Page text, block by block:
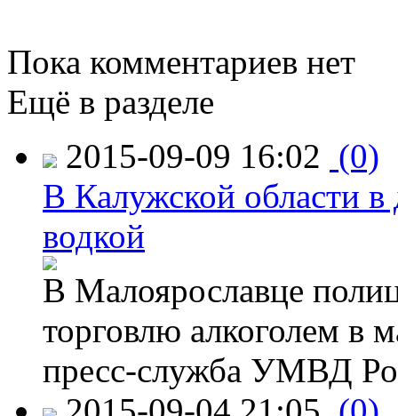
Пока комментариев нет
Ещё в разделе
2015-09-09 16:02 (0)
В Калужской области в
водкой
В Малоярославце
торговлю алкоголем в
пресс-служба УМВД